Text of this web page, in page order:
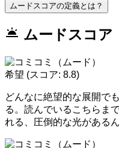
ムードスコアの定義とは？
wb_twilight ムードスコア
希望 (スコア: 8.8)
どんなに絶望的な展開で
る。読んでいるこちらま
れる、圧倒的な光があるん